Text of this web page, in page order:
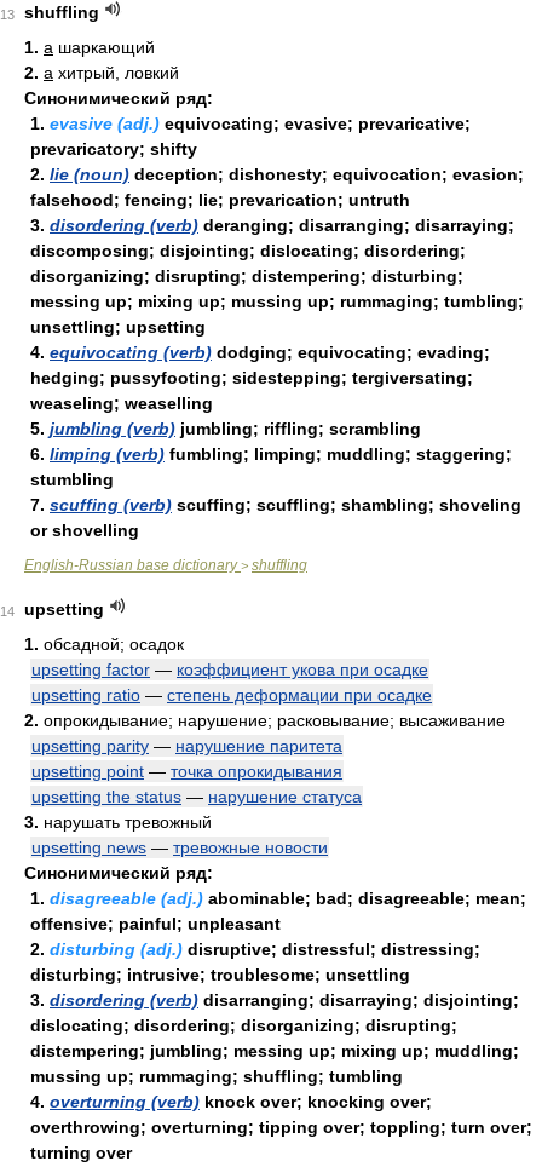
13
shuffling
1. a шаркающий
2. a хитрый, ловкий
Синонимический ряд:
1. evasive (adj.) equivocating; evasive; prevaricative;
prevaricatory; shifty
2. lie (noun) deception; dishonesty; equivocation; evasion;
falsehood; fencing; lie; prevarication; untruth
3. disordering (verb) deranging; disarranging; disarraying;
discomposing; disjointing; dislocating; disordering;
disorganizing; disrupting; distempering; disturbing;
messing up; mixing up; mussing up; rummaging; tumbling;
unsettling; upsetting
4. equivocating (verb) dodging; equivocating; evading;
hedging; pussyfooting; sidestepping; tergiversating;
weaseling; weaselling
5. jumbling (verb) jumbling; riffling; scrambling
6. limping (verb) fumbling; limping; muddling; staggering;
stumbling
7. scuffing (verb) scuffing; scuffling; shambling; shoveling
or shovelling
English-Russian base dictionary> shuffling
14
upsetting
1. обсадной; осадок
upsetting factor — коэффициент укова при осадке
upsetting ratio — степень деформации при осадке
2. опрокидывание; нарушение; расковывание; высаживание
upsetting parity — нарушение паритета
upsetting point — точка опрокидывания
upsetting the status — нарушение статуса
3. нарушать тревожный
upsetting news — тревожные новости
Синонимический ряд:
1. disagreeable (adj.) abominable; bad; disagreeable; mean;
offensive; painful; unpleasant
2. disturbing (adj.) disruptive; distressful; distressing;
disturbing; intrusive; troublesome; unsettling
3. disordering (verb) disarranging; disarraying; disjointing;
dislocating; disordering; disorganizing; disrupting;
distempering; jumbling; messing up; mixing up; muddling;
mussing up; rummaging; shuffling; tumbling
4. overturning (verb) knock over; knocking over;
overthrowing; overturning; tipping over; toppling; turn over;
turning over